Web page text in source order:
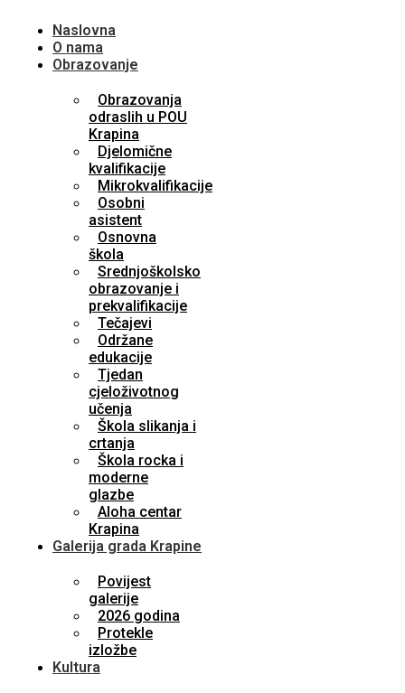
Naslovna
O nama
Obrazovanje
Obrazovanja
odraslih u POU
Krapina
Djelomične
kvalifikacije
Mikrokvalifikacije
Osobni
asistent
Osnovna
škola
Srednjoškolsko
obrazovanje i
prekvalifikacije
Tečajevi
Održane
edukacije
Tjedan
cjeloživotnog
učenja
Škola slikanja i
crtanja
Škola rocka i
moderne
glazbe
Aloha centar
Krapina
Galerija grada Krapine
Povijest
galerije
2026 godina
Protekle
izložbe
Kultura